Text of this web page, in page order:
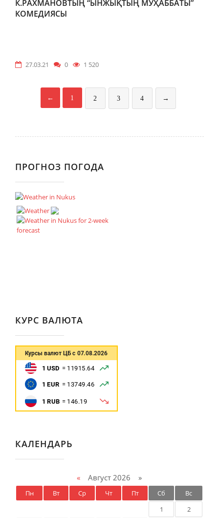
К.РАХМАНОВТЫҢ “ЫНЖЫҚТЫҢ МУҲАББАТЫ”
КОМЕДИЯСЫ
27.03.21 0 1 520
← 1 2 3 4 →
ПРОГНОЗ ПОГОДА
КУРС ВАЛЮТА
КАЛЕНДАРЬ
« Август 2026 »
Пн Вт Ср Чт Пт Сб
Вс
1
2